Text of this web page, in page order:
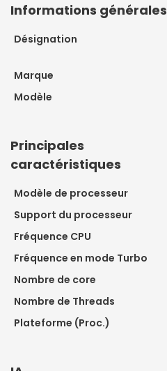
Informations générales
Désignation
Marque
Modèle
Principales
caractéristiques
Modèle de processeur
Support du processeur
Fréquence CPU
Fréquence en mode Turbo
Nombre de core
Nombre de Threads
Plateforme (Proc.)